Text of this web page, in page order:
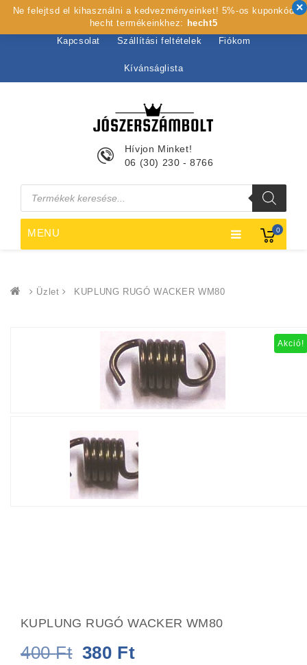
Kezdőlap Rólunk Webshop Szolgáltatások
Kapcsolat Szállítási feltételek Fiókom
Kívánságlista
0
Hívjon Minket!
06 (30) 230 - 8766
Products
search
MENU
Üzlet KUPLUNG RUGÓ WACKER WM80
Akció!
KUPLUNG RUGÓ WACKER WM80
400Ft Original
380 Ft
Ne felejtsd el kihasználni a kedvezményeinket! 5%-os kuponkód
hecht termékeinkhez: hecht5